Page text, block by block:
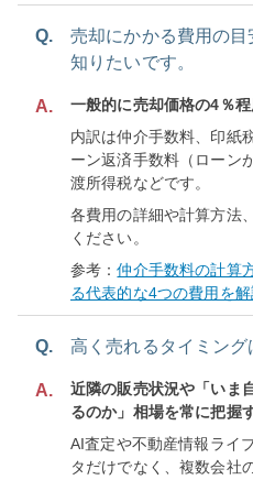
Q.
売却にかかる費用の
知りたいです。
A.
一般的に売却価格の4％程
内訳は仲介手数料、印紙
ーン返済手数料（ローン
渡所得税などです。
各費用の詳細や計算方法
ください。
参考：仲介手数料の計算
る代表的な4つの費用を解
Q. 高く売れるタイミング
A.
近隣の販売状況や「いま
るのか」相場を常に把握
AI査定や不動産情報ライ
タだけでなく、複数会社